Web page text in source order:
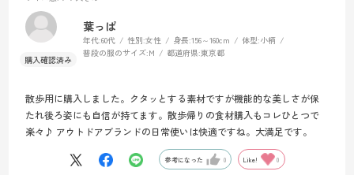
葉っぱ
年代:60代 性別:女性 身長:156～160cm 体型:小柄
普段の服のサイズ:M 都道府県:東京都
散歩用に購入しました。クタッとする素材ですが機能的な美しさが保
たれ後ろ姿にも自信が持てます。散歩帰りの食材購入もコレひとつで
楽々♪ アウトドアブランドの日常使いは快適ですね。大満足です。
参考になった 0 Like! 0